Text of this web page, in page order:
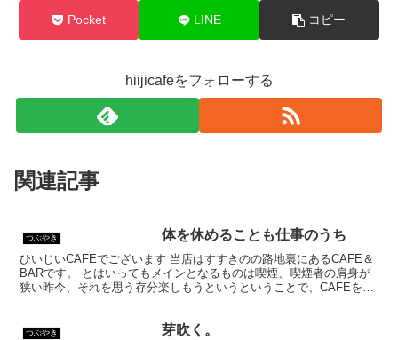
Pocket LINE コピー
hiijicafeをフォローする
関連記事
つぶやき 体を休めることも仕事のうち
ひいじいCAFEでございます 当店はすすきのの路地裏にあるCAFE＆
BARです。 とはいってもメインとなるものは喫煙、喫煙者の肩身が
狭い昨今、それを思う存分楽しもうというということで、CAFEを名
つぶやき 芽吹く。